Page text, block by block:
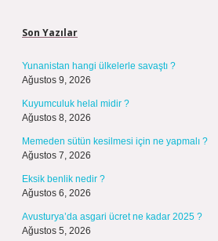
Son Yazılar
Yunanistan hangi ülkelerle savaştı ?
Ağustos 9, 2026
Kuyumculuk helal midir ?
Ağustos 8, 2026
Memeden sütün kesilmesi için ne yapmalı ?
Ağustos 7, 2026
Eksik benlik nedir ?
Ağustos 6, 2026
Avusturya’da asgari ücret ne kadar 2025 ?
Ağustos 5, 2026